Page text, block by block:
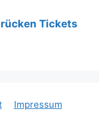
Tickets
Impressum